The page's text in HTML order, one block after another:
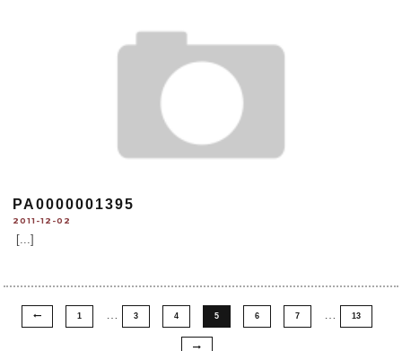
PA0000001395
2011-12-02
[...]
1 3 4 5 6 7 13